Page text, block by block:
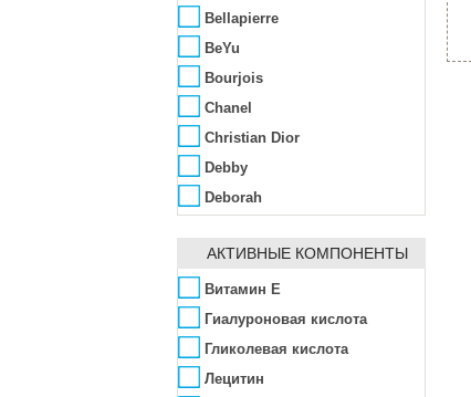
Bellapierre
BeYu
Bourjois
Chanel
Christian Dior
Debby
Deborah
Dr. Kadir
E.L.F.
Elizavecca
Etude House
FreshMinerals
АКТИВНЫЕ КОМПОНЕНТЫ
Витамин Е
Гиалуроновая кислота
Гликолевая кислота
Лецитин